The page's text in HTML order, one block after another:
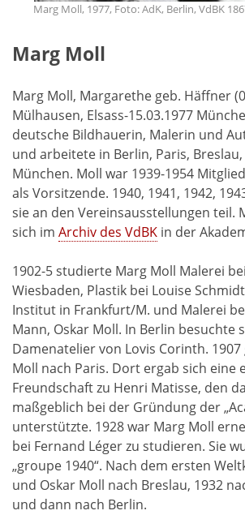
Marg Moll, 1977, Foto: AdK, Berlin, VdBK
Marg Moll
Marg Moll, Margarethe geb. Häffner
Mülhausen, Elsass-15.03.1977
deutsche Bildhauerin, Malerin und
und arbeitete in Berlin, Paris,
München. Moll war 1939-1954
als Vorsitzende. 1940, 1941, 1942,
sie an den Vereinsausstellungen teil.
sich im Archiv des VdBK in der
1902-5 studierte Marg Moll Malerei
Wiesbaden, Plastik bei Louise
Institut in Frankfurt/M. und Malerei
Mann, Oskar Moll. In Berlin besuchte
Damenatelier von Lovis Corinth.
Moll nach Paris. Dort ergab sich eine
Freundschaft zu Henri Matisse, den
maßgeblich bei der Gründung der
unterstützte. 1928 war Marg Moll
bei Fernand Léger zu studieren. Sie
„groupe 1940“. Nach dem ersten
und Oskar Moll nach Breslau, 1932
und dann nach Berlin.